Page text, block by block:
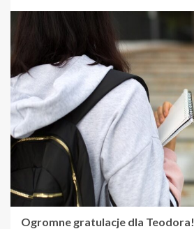
Ogromne gratulacje dla Teodora!